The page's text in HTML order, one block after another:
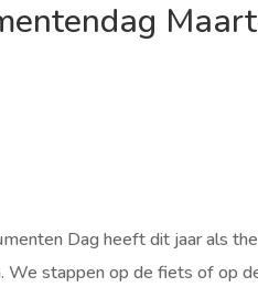
Dag heeft dit jaar als
We stappen op de fiets of op